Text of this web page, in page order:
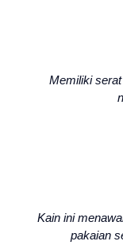
Memiliki
Kain ini
pakaian